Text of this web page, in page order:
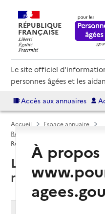
RÉPUBLIQUE
FRANÇAISE
Le site officiel
personnes âgées et les
Accès aux annuaires
Accueil
Espace annuaire
Résidences autonomie par
Résidence autonomie
Les Rousses
résidences
À propos